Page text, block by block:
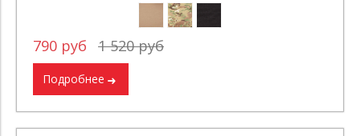
790 руб 1 520 руб
Подробнее